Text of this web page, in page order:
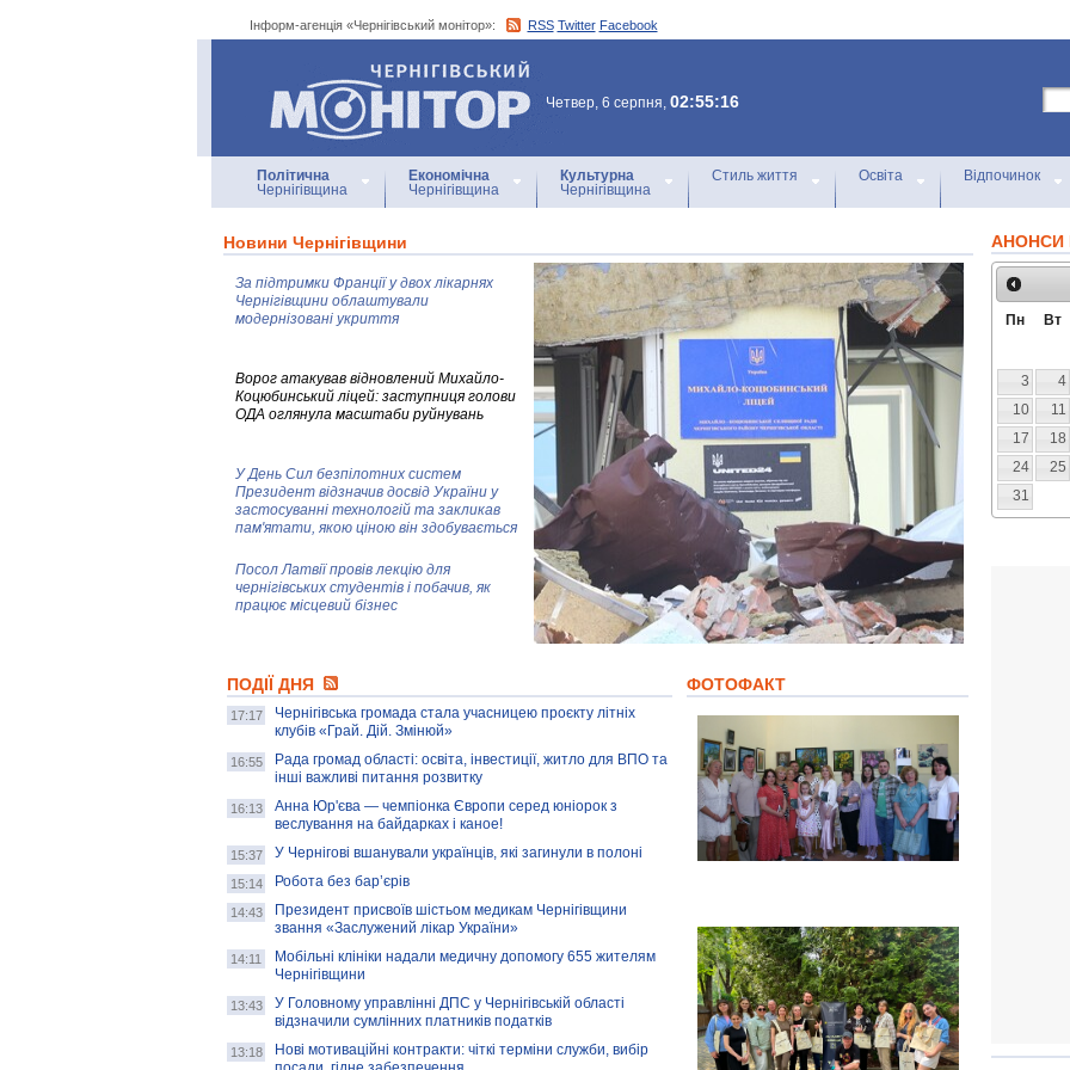
Інформ-агенція «Чернігівський монітор»: RSS Twitter Facebook
Інформ-агенція
«Чернігівський монітор»
Четвер, 6 серпня, 02:55:16
Політична
Чернігівщина
Економічна
Чернігівщина
Культурна
Чернігівщина
Стиль життя Освіта Відпочинок
Новини Чернігівщини
За підтримки Франції у двох лікарнях
Чернігівщини облаштували
модернізовані укриття
Ворог атакував відновлений Михайло-
Коцюбинський ліцей: заступниця голови
ОДА оглянула масштаби руйнувань
У День Сил безпілотних систем
Президент відзначив досвід України у
застосуванні технологій та закликав
пам'ятати, якою ціною він здобувається
Посол Латвії провів лекцію для
чернігівських студентів і побачив, як
працює місцевий бізнес
колекцію про війну, емоції та тварин
AB InBev Efes Україна підтримала
навчальний проєкт "Молодіжна бізнес-
школа", спрямований на розвиток
підприємництва у Чернігівській області
Золота тварина: видання Forbes
написало про чернігівця Патрона: хто і
скільки на ньому заробляє? І куди
витрачають?
ПОДІЇ ДНЯ
17:17
Чернігівська громада стала учасницею проєкту літніх
клубів «Грай. Дій. Змінюй»
16:55
Рада громад області: освіта, інвестиції, житло для ВПО та
інші важливі питання розвитку
16:13
Анна Юр'єва — чемпіонка Європи серед юніорок з
веслування на байдарках і каное!
15:37 У Чернігові вшанували українців, які загинули в полоні
15:14 Робота без бар’єрів
14:43
Президент присвоїв шістьом медикам Чернігівщини
звання «Заслужений лікар України»
14:11
Мобільні клініки надали медичну допомогу 655 жителям
Чернігівщини
13:43
У Головному управлінні ДПС у Чернігівській області
відзначили сумлінних платників податків
13:18
Нові мотиваційні контракти: чіткі терміни служби, вибір
ФОТОФАКТ
АНОНСИ
Пн Вт
3
4
10
11
17
18
24
25
31